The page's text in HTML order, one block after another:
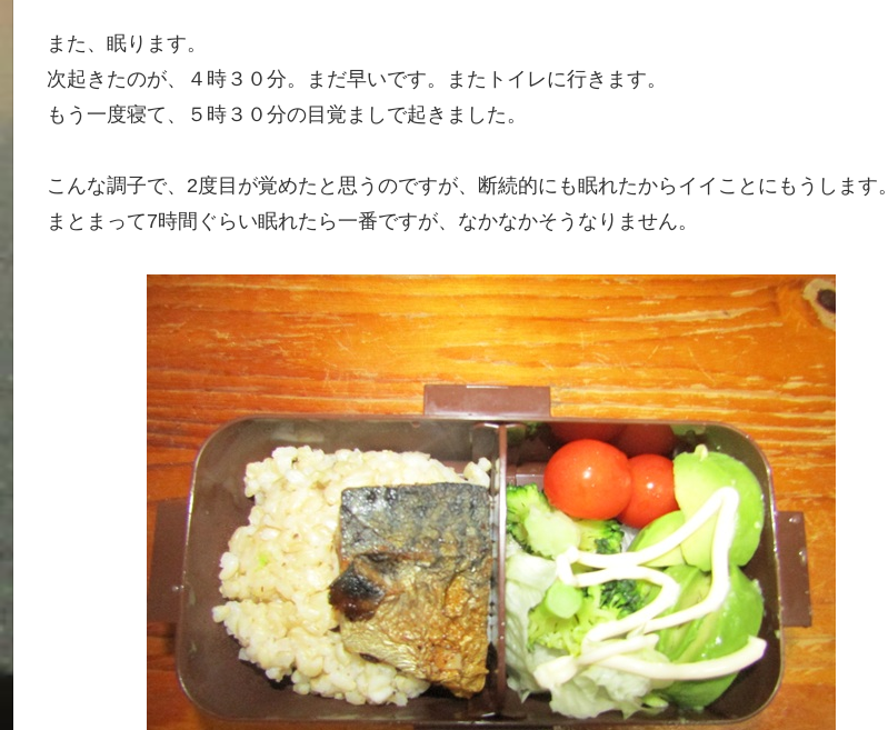
また、眠ります。
次起きたのが、４時３０分。まだ早いです。またトイレに行きます。
もう一度寝て、５時３０分の目覚ましで起きました。
こんな調子で、2度目が覚めたと思うのですが、断続的にも眠れたからイイことにもうします。
まとまって7時間ぐらい眠れたら一番ですが、なかなかそうなりません。